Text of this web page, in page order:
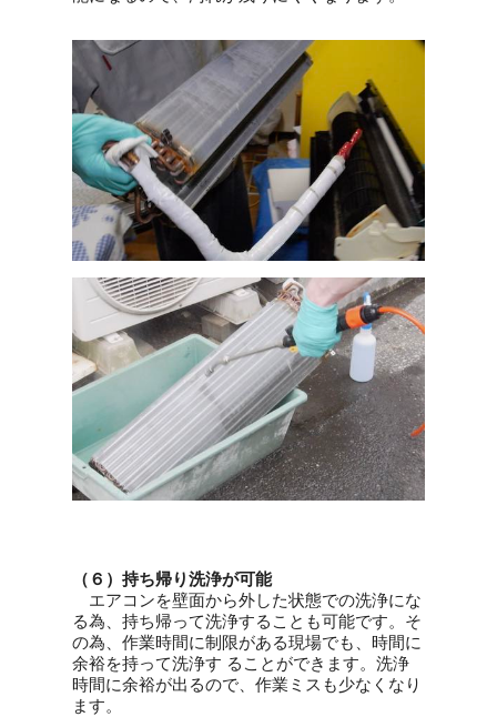
（６）持ち帰り洗浄が可能
エアコンを壁面から外した状態での洗浄にな
る為、持ち帰って洗浄することも可能です。そ
の為、作業時間に制限がある現場でも、時間に
余裕を持って洗浄す ることができます。洗浄
時間に余裕が出るので、作業ミスも少なくなり
ます。